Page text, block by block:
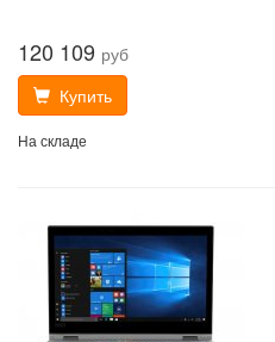
120 109 руб
Купить
На складе